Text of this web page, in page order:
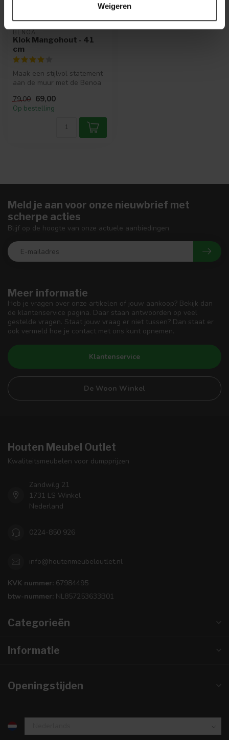
Weigeren
BENOA
Klok Mangohout - 41
cm
Maak een stijlvol statement
aan de muur met de Benoa
c...
79,00 69,00
Op bestelling
Meer informatie
Heb je vragen over onze artikelen of jouw aankoop? Bekijk dan
de klantenservice pagina. Daar staan antwoorden op veel
gestelde vragen. Staat jouw vraag er niet tussen? Dan staat er
ook vermeld hoe je contact met ons kunt opnemen.
Klantenservice
De Woon Winkel
Meld je aan voor onze nieuwbrief met
scherpe acties
Blijf op de hoogte van onze actuele aanbiedingen
Houten Meubel Outlet
Kwaliteitsmeubelen voor dumpprijzen
Zandwilg 21
1731 LS Winkel
Nederland
0224-850 926
info@houtenmeubeloutlet.nl
KVK nummer: 67984495
btw-nummer: NL857253633B01
Categorieën
Informatie
Openingstijden